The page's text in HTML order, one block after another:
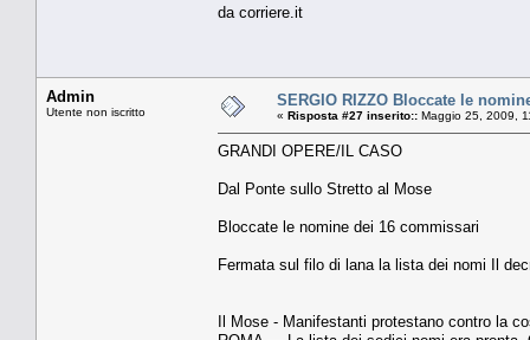
da corriere.it
Admin
Utente non iscritto
SERGIO RIZZO Bloccate le
« Risposta #27 inserito:: Maggio 25, 2009,
GRANDI OPERE/IL CASO
Dal Ponte sullo Stretto al Mose
Bloccate le nomine dei 16 commissari
Fermata sul filo di lana la lista dei nomi Il
Il Mose - Manifestanti protestano contro la